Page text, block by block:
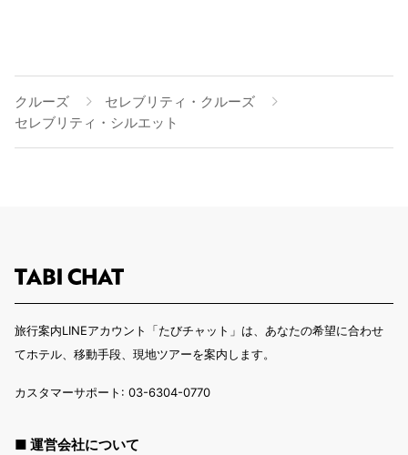
クルーズ
セレブリティ・クルーズ
セレブリティ・シルエット
旅行案内LINEアカウント「たびチャット」は、あなたの希望に合わせ
てホテル、移動手段、現地ツアーを案内します。
カスタマーサポート: 03-6304-0770
■ 運営会社について